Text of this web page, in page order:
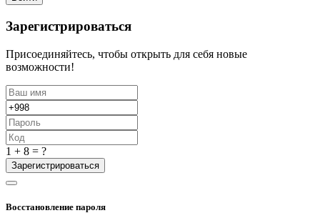
Зарегистрироваться
Присоединяйтесь, чтобы открыть для себя новые
возможности!
1 + 8 = ?
Зарегистрироваться
Восстановление пароля